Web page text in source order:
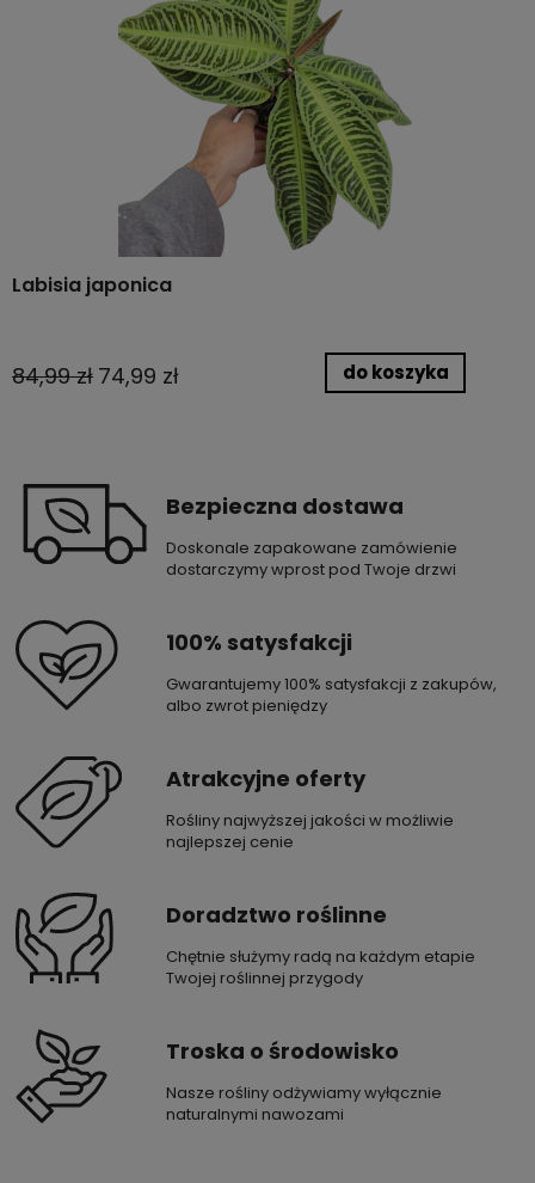
Labisia japonica
84,99 zł 74,99 zł do koszyka
Bezpieczna dostawa
Doskonale zapakowane zamówienie
dostarczymy wprost pod Twoje drzwi
100% satysfakcji
Gwarantujemy 100% satysfakcji z zakupów,
albo zwrot pieniędzy
Atrakcyjne oferty
Rośliny najwyższej jakości w możliwie
najlepszej cenie
Doradztwo roślinne
Chętnie służymy radą na każdym etapie
Twojej roślinnej przygody
Troska o środowisko
Nasze rośliny odżywiamy wyłącznie
naturalnymi nawozami